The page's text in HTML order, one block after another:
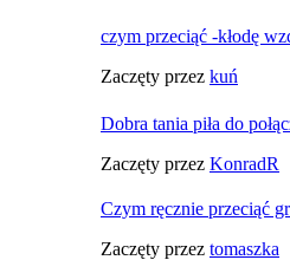
czym przeciąć -kłodę
Zaczęty przez kuń
Dobra tania piła do
Zaczęty przez KonradR
Czym ręcznie przeciąć
Zaczęty przez tomaszka